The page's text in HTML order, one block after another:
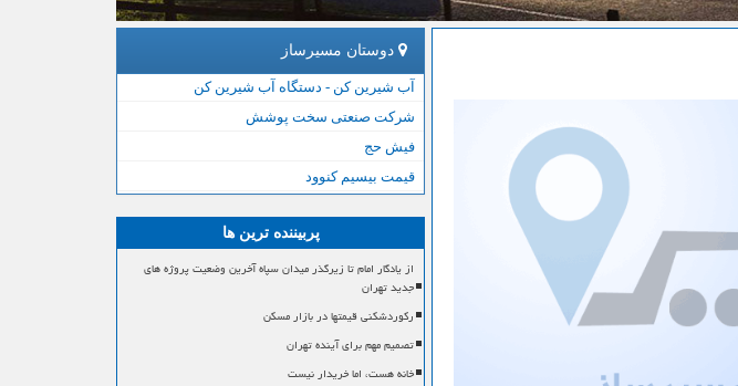
دوستان مسیرساز
آب شیرین کن - دستگاه آب شیرین کن
شرکت صنعتی سخت پوشش
فیش حج
قیمت بیسیم کنوود
پربیننده ترین ها
از یادگار امام تا زیرگذر میدان سپاه آخرین وضعیت پروژه های
جدید تهران
رکوردشکنی قیمتها در بازار مسکن
تصمیم مهم برای آینده تهران
خانه هست، اما خریدار نیست